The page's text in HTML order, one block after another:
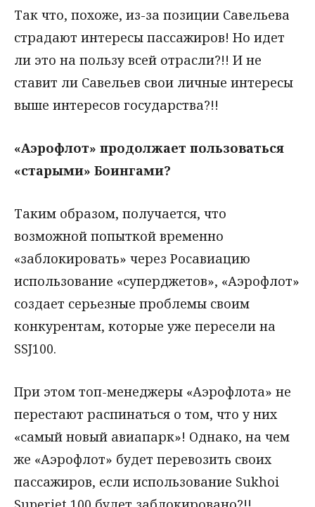
Так что, похоже, из-за позиции Савельева
страдают интересы пассажиров! Но идет
ли это на пользу всей отрасли?!! И не
ставит ли Савельев свои личные интересы
выше интересов государства?!!
«Аэрофлот» продолжает пользоваться
«старыми» Боингами?
Таким образом, получается, что
возможной попыткой временно
«заблокировать» через Росавиацию
использование «суперджетов», «Аэрофлот»
создает серьезные проблемы своим
конкурентам, которые уже пересели на
SSJ100.
При этом топ-менеджеры «Аэрофлота» не
перестают распинаться о том, что у них
«самый новый авиапарк»! Однако, на чем
же «Аэрофлот» будет перевозить своих
пассажиров, если использование Sukhoi